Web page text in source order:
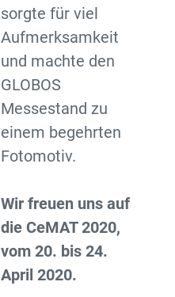
sorgte für viel
Aufmerksamkeit
und machte den
GLOBOS
Messestand zu
einem begehrten
Fotomotiv.
Wir freuen uns auf
die CeMAT 2020,
vom 20. bis 24.
April 2020.